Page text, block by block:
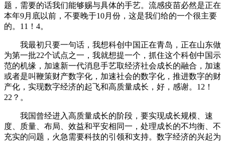
题，需要的话我们能够赐与具体的手艺。流感疫苗必然是正在
本年9月底以前，不要晚于10月份，这是我们给的一个很主要
的。11！4。
我最初只要一句话，我想科创中国正在青岛，正在山东做
为第一批22个试点之一，我就想提一个，抓住这个科创中国示
范的机缘，加速新一代消息手艺取经济社会成长的融合，加速
或者是叫鞭策财产数字化，加速社会的数字化，推进数字的财
产化，实现数字经济的起飞和高质量成长，好，感谢。12！
22？。
我国曾经进入高质量成长的阶段，要实现成长规模、速
度、质量、布局、效益和平安相同一，处理成长的不均衡、不
充实的问题，火急需要科技的引领和支持。数字经济的兴起为